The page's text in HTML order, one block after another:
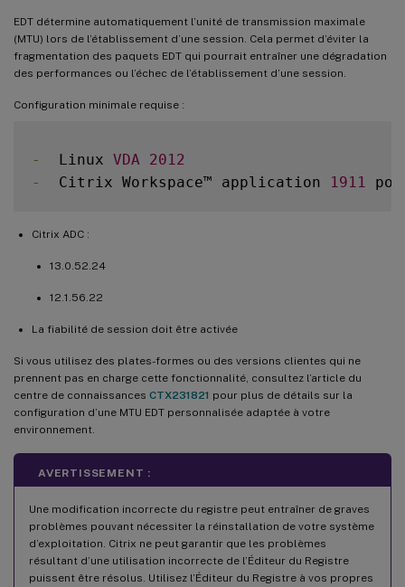
EDT détermine automatiquement l’unité de transmission maximale
(MTU) lors de l’établissement d’une session. Cela permet d’éviter la
fragmentation des paquets EDT qui pourrait entraîner une dégradation
des performances ou l’échec de l’établissement d’une session.
Configuration minimale requise :
-
  Linux
VDA
2012
-
  Citrix Workspace™ application
1911
Citrix ADC :
13.0.52.24
12.1.56.22
La fiabilité de session doit être activée
Si vous utilisez des plates-formes ou des versions clientes qui ne
prennent pas en charge cette fonctionnalité, consultez l’article du
centre de connaissances CTX231821 pour plus de détails sur la
configuration d’une MTU EDT personnalisée adaptée à votre
environnement.
AVERTISSEMENT :
Une modification incorrecte du registre peut entraîner de graves
problèmes pouvant nécessiter la réinstallation de votre système
d’exploitation. Citrix ne peut garantir que les problèmes
résultant d’une utilisation incorrecte de l’Éditeur du Registre
puissent être résolus. Utilisez l’Éditeur du Registre à vos propres